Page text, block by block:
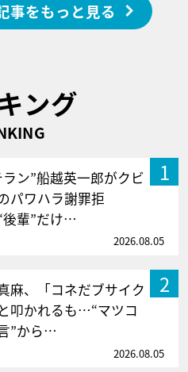
事をもっと見る
ング
1
ラン”船越英一郎がクビ
パワハラ謝罪拒
後輩”だけ…
2026.08.05
2
麻、「コネだブサイク
叩かれるも…“マツコ
”から…
2026.08.05